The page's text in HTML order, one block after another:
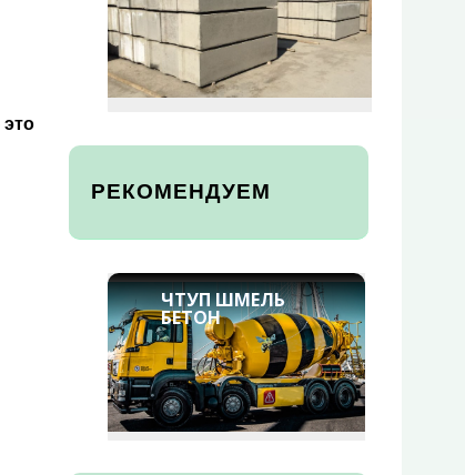
РЕКОМЕНДУЕМ
ЧТУП ШМЕЛЬ
БЕТОН